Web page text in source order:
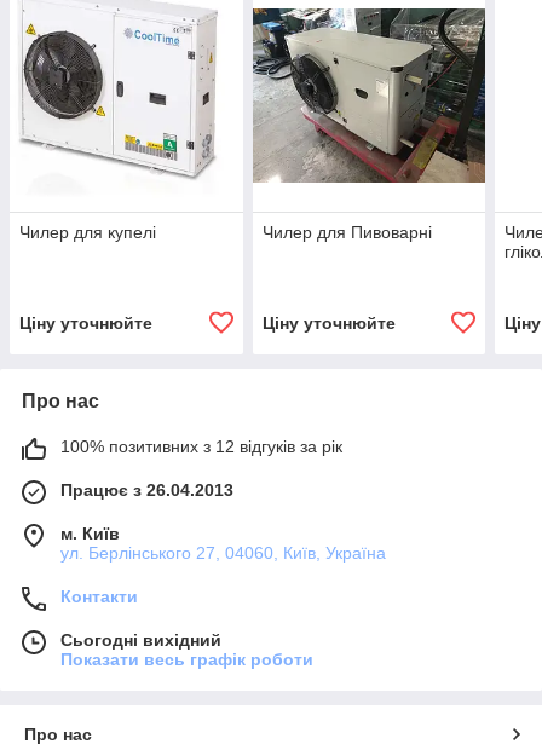
Чилер для купелі
Ціну уточнюйте
Чилер для Пивоварні
Ціну уточнюйте
Про нас
100% позитивних з 12 відгуків за рік
Працює з 26.04.2013
м. Київ
ул. Берлінського 27, 04060, Київ, Україна
Контакти
Сьогодні вихідний
Показати весь графік роботи
Про нас